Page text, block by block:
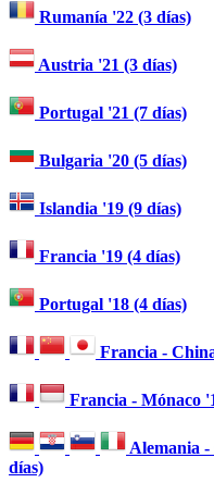
Rumanía '22 (3 días)
Austria '21 (3 días)
Portugal '21 (7 días)
Bulgaria '20 (5 días)
Islandia '19 (9 días)
Francia '19 (4 días)
Portugal '18 (4 días)
Francia -
Francia - Mónaco
Alemania
días)